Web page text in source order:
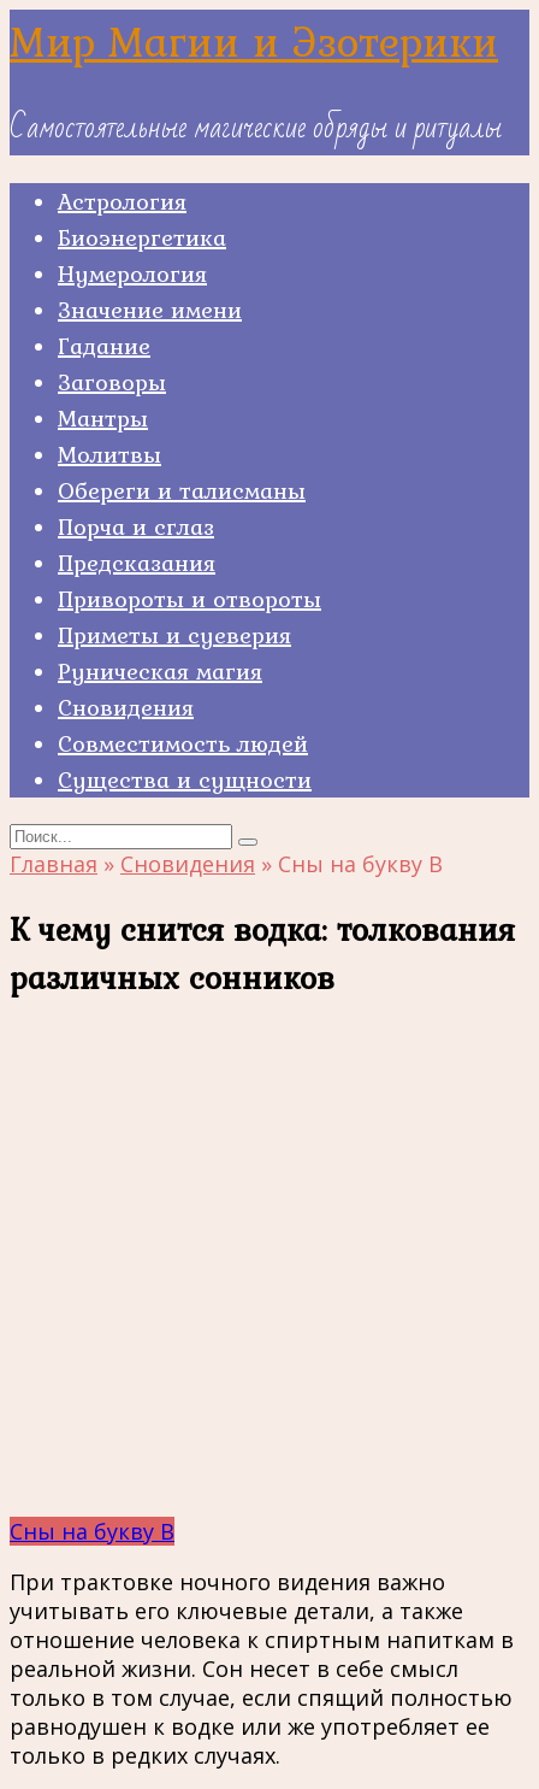
Skip
to
Мир Магии и Эзотерики
Самостоятельные магические обряды и ритуалы
Астрология
Биоэнергетика
Нумерология
Значение имени
Гадание
Заговоры
Мантры
Молитвы
Обереги и талисманы
Порча и сглаз
Предсказания
Привороты и отвороты
Приметы и суеверия
Руническая магия
Сновидения
Совместимость людей
Существа и сущности
Search
for:
Главная » Сновидения » Сны на букву В
К чему снится водка: толкования
различных сонников
Сны на букву В
При трактовке ночного видения важно
учитывать его ключевые детали, а также
отношение человека к спиртным напиткам в
реальной жизни. Сон несет в себе смысл
только в том случае, если спящий полностью
равнодушен к водке или же употребляет ее
только в редких случаях.